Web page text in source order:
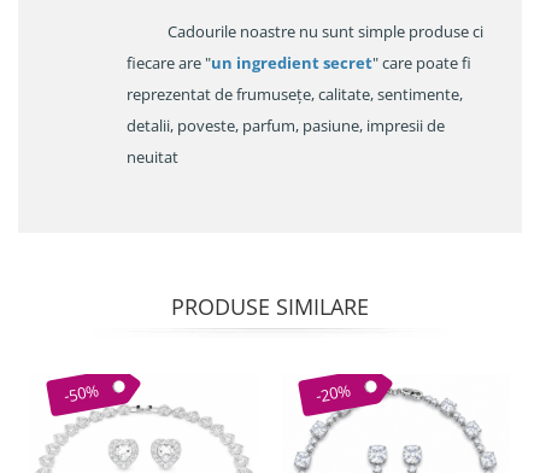
Cadourile noastre nu sunt simple produse ci
fiecare are "un ingredient secret" care poate fi
reprezentat de frumusețe, calitate, sentimente,
detalii, poveste, parfum, pasiune, impresii de
neuitat
PRODUSE SIMILARE
-50% -20%